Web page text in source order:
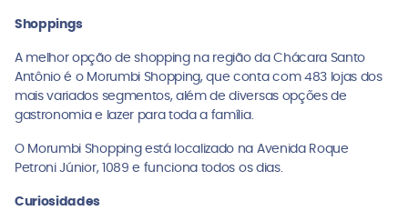
Shoppings
A melhor opção de shopping na região da Chácara Santo
Antônio é o Morumbi Shopping, que conta com 483 lojas dos
mais variados segmentos, além de diversas opções de
gastronomia e lazer para toda a família.
O Morumbi Shopping está localizado na Avenida Roque
Petroni Júnior, 1089 e funciona todos os dias.
Curiosidades